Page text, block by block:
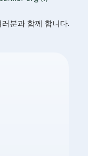
분과 함께 합니다.